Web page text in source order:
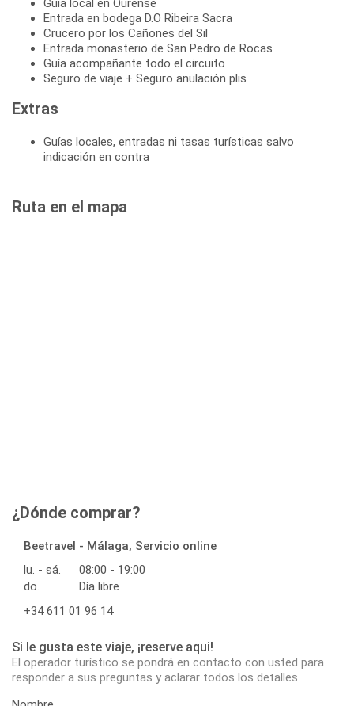
Guía local en Ourense
Entrada en bodega D.O Ribeira Sacra
Crucero por los Cañones del Sil
Entrada monasterio de San Pedro de Rocas
Guía acompañante todo el circuito
Seguro de viaje + Seguro anulación plis
Extras
Guías locales, entradas ni tasas turísticas salvo
indicación en contra
Ruta en el mapa
¿Dónde comprar?
Beetravel - Málaga, Servicio online
lu. - sá.
08:00 - 19:00
do.
Día libre
+34 611 01 96 14
Si le gusta este viaje, ¡reserve aqui!
El operador turístico se pondrá en contacto con usted para
responder a sus preguntas y aclarar todos los detalles.